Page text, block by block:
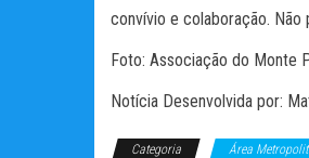
convívio e colaboração.
Foto: Associação do Monte
Notícia Desenvolvida por:
Categoria Área